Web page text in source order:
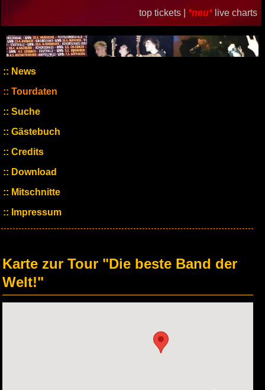
top tickets | *neu* live charts
News
Tourdaten
Suche
Gästebuch
Credits
Download
Mitschnitte
Impressum
Karte zur Tour "Die beste Band der
Welt!"